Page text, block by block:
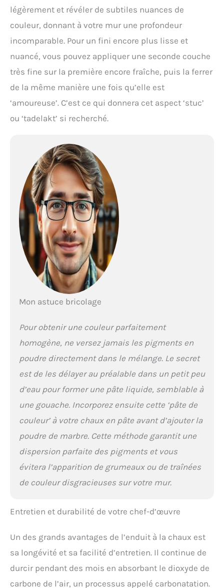
légèrement et révéler de subtiles nuances de
couleur, donnant à votre mur une profondeur
incomparable. Pour un fini encore plus lisse et
nuancé, vous pouvez appliquer une seconde couche
très fine sur la première encore fraîche, puis la ferrer
de la même manière une fois qu’elle est
‘amoureuse’. C’est ce qui donnera cet aspect ‘stuc’
ou ‘tadelakt’ si recherché.
Mon astuce bricolage
Pour obtenir une couleur parfaitement
homogène, ne versez jamais les pigments en
poudre directement dans le mélange. Le secret
est de les délayer au préalable dans un petit peu
d’eau pour former une pâte liquide, semblable à
une gouache. Incorporez ensuite cette ‘pâte de
couleur’ à votre chaux en pâte avant d’ajouter la
poudre de marbre. Cette méthode garantit une
dispersion parfaite des pigments et vous
évitera l’apparition de grumeaux ou de traînées
de couleur disgracieuses sur votre mur.
Entretien et durabilité de votre chef-d’œuvre
Un des grands avantages de l’enduit à la chaux est
sa longévité et sa facilité d’entretien. Il continue de
durcir pendant des mois en absorbant le dioxyde de
carbone de l’air, un processus appelé carbonatation.